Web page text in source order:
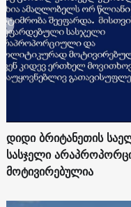
დიდი ბრიტანეთის
სასჯელი
მოტივირებულია